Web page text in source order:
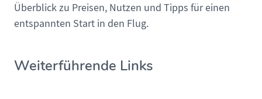
Überblick zu Preisen, Nutzen und Tipps für einen
entspannten Start in den Flug.
Weiterführende Links